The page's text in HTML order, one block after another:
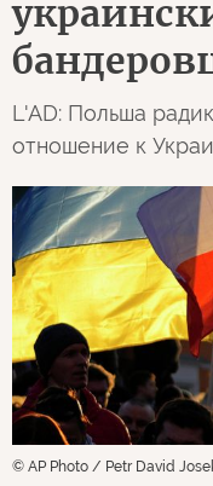
L'AD: Польша
отношение к
© AP Photo / Petr David